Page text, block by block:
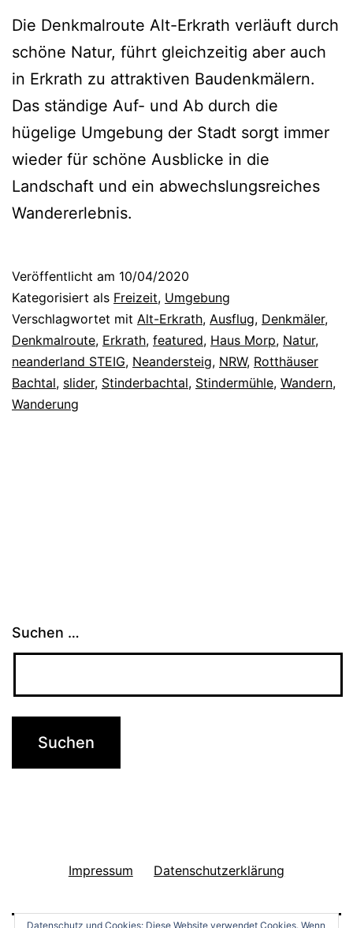
Die Denkmalroute Alt-Erkrath verläuft durch
schöne Natur, führt gleichzeitig aber auch
in Erkrath zu attraktiven Baudenkmälern.
Das ständige Auf- und Ab durch die
hügelige Umgebung der Stadt sorgt immer
wieder für schöne Ausblicke in die
Landschaft und ein abwechslungsreiches
Wandererlebnis.
Veröffentlicht am 10/04/2020
Kategorisiert als Freizeit, Umgebung
Verschlagwortet mit Alt-Erkrath, Ausflug, Denkmäler,
Denkmalroute, Erkrath, featured, Haus Morp, Natur,
neanderland STEIG, Neandersteig, NRW, Rotthäuser
Bachtal, slider, Stinderbachtal, Stindermühle, Wandern,
Wanderung
Datenschutz und Cookies: Diese Website verwendet Cookies. Wenn
Suchen …
Impressum Datenschutzerklärung